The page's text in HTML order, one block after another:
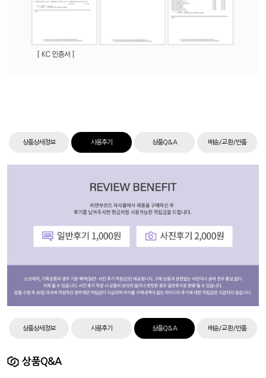
상품상세정보 사용후기 상품Q&A 배송/교환/반품
상품상세정보 사용후기 상품Q&A 배송/교환/반품
상품Q&A